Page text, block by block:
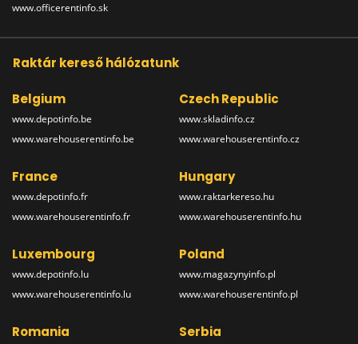
www.officerentinfo.sk
Raktár kereső hálózatunk
Belgium
www.depotinfo.be
www.warehouserentinfo.be
Czech Republic
www.skladinfo.cz
www.warehouserentinfo.cz
France
www.depotinfo.fr
www.warehouserentinfo.fr
Hungary
www.raktarkereso.hu
www.warehouserentinfo.hu
Luxembourg
www.depotinfo.lu
www.warehouserentinfo.lu
Poland
www.magazynyinfo.pl
www.warehouserentinfo.pl
Romania Serbia